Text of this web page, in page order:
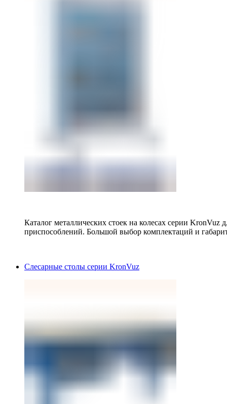
Каталог металлических стоек на колесах серии KronVuz
приспособлений. Большой выбор комплектаций и
Слесарные столы серии KronVuz